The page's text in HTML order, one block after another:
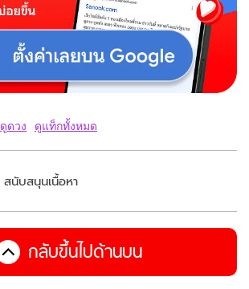
ดูดวง ดูแท็กทั้งหมด
สนับสนุนเนื้อหา
กลับขึ้นไปด้านบน